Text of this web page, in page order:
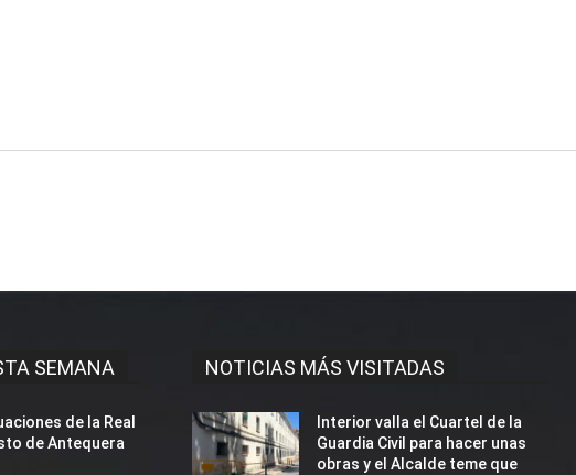
SEMANA
de la Real
de Antequera
NOTICIAS MÁS VISITADAS
Interior valla el Cuartel de la
Guardia Civil para hacer unas
obras y el Alcalde teme que